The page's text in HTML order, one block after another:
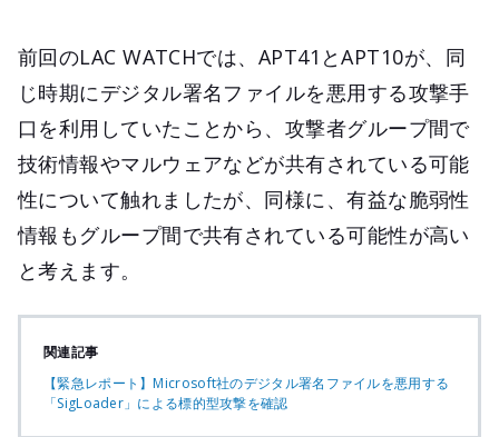
前回のLAC WATCHでは、APT41とAPT10が、同
じ時期にデジタル署名ファイルを悪用する攻撃手
口を利用していたことから、攻撃者グループ間で
技術情報やマルウェアなどが共有されている可能
性について触れましたが、同様に、有益な脆弱性
情報もグループ間で共有されている可能性が高い
と考えます。
関連記事
【緊急レポート】Microsoft社のデジタル署名ファイルを悪用する
「SigLoader」による標的型攻撃を確認